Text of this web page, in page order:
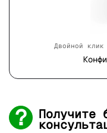
Двойной клик
Получите